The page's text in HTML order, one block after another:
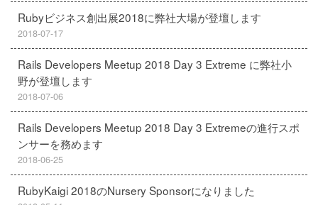
Rubyビジネス創出展2018に弊社大場が登壇します
2018-07-17
Rails Developers Meetup 2018 Day 3 Extreme に弊社小
野が登壇します
2018-07-06
Rails Developers Meetup 2018 Day 3 Extremeの進行スポ
ンサーを務めます
2018-06-25
RubyKaigi 2018のNursery Sponsorになりました